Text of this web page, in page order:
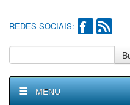
REDES SOCIAIS:
MENU